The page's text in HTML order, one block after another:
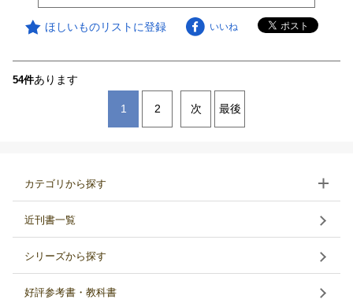
ほしいものリストに登録 いいね
54件あります
1 2 次 最後
カテゴリから探す
近刊書一覧
シリーズから探す
好評参考書・教科書